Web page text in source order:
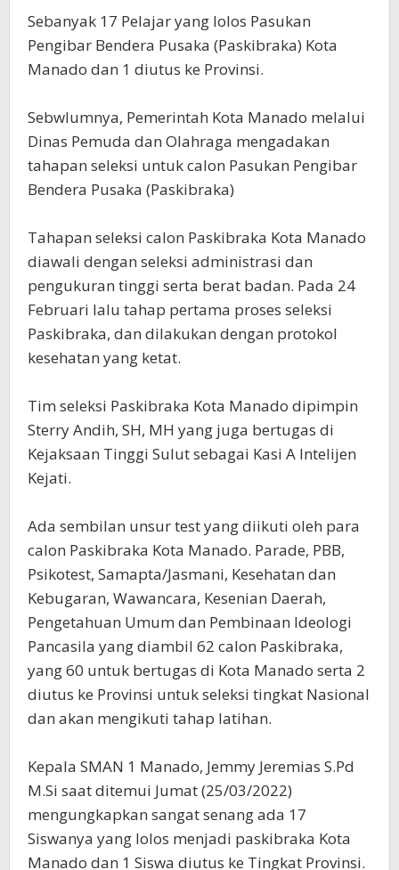
Sebanyak 17 Pelajar yang lolos Pasukan
Pengibar Bendera Pusaka (Paskibraka) Kota
Manado dan 1 diutus ke Provinsi.
Sebwlumnya, Pemerintah Kota Manado melalui
Dinas Pemuda dan Olahraga mengadakan
tahapan seleksi untuk calon Pasukan Pengibar
Bendera Pusaka (Paskibraka)
Tahapan seleksi calon Paskibraka Kota Manado
diawali dengan seleksi administrasi dan
pengukuran tinggi serta berat badan. Pada 24
Februari lalu tahap pertama proses seleksi
Paskibraka, dan dilakukan dengan protokol
kesehatan yang ketat.
Tim seleksi Paskibraka Kota Manado dipimpin
Sterry Andih, SH, MH yang juga bertugas di
Kejaksaan Tinggi Sulut sebagai Kasi A Intelijen
Kejati.
Ada sembilan unsur test yang diikuti oleh para
calon Paskibraka Kota Manado. Parade, PBB,
Psikotest, Samapta/Jasmani, Kesehatan dan
Kebugaran, Wawancara, Kesenian Daerah,
Pengetahuan Umum dan Pembinaan Ideologi
Pancasila yang diambil 62 calon Paskibraka,
yang 60 untuk bertugas di Kota Manado serta 2
diutus ke Provinsi untuk seleksi tingkat Nasional
dan akan mengikuti tahap latihan.
Kepala SMAN 1 Manado, Jemmy Jeremias S.Pd
M.Si saat ditemui Jumat (25/03/2022)
mengungkapkan sangat senang ada 17
Siswanya yang lolos menjadi paskibraka Kota
Manado dan 1 Siswa diutus ke Tingkat Provinsi.